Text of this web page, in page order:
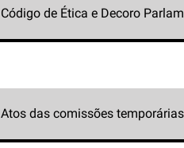
Código de Ética e Decoro
Atos das comissões temporárias